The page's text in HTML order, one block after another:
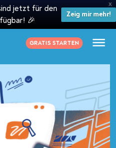
X
jetzt für den
🎉
Zeig mir mehr!
GRATIS STARTEN